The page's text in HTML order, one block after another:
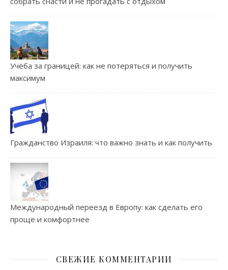
Учёба за границей: как не потеряться и получить
максимум
Гражданство Израиля: что важно знать и как получить
Международный переезд в Европу: как сделать его
проще и комфортнее
СВЕЖИЕ КОММЕНТАРИИ